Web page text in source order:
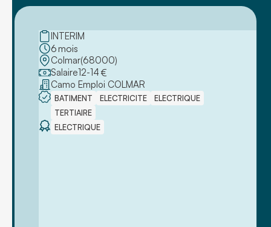
INTERIM
6mois
Colmar(68000)
Salaire12-14 €
Camo Emploi COLMAR
BATIMENT ELECTRICITE
ELECTRIQUE
TERTIAIRE
ELECTRIQUE